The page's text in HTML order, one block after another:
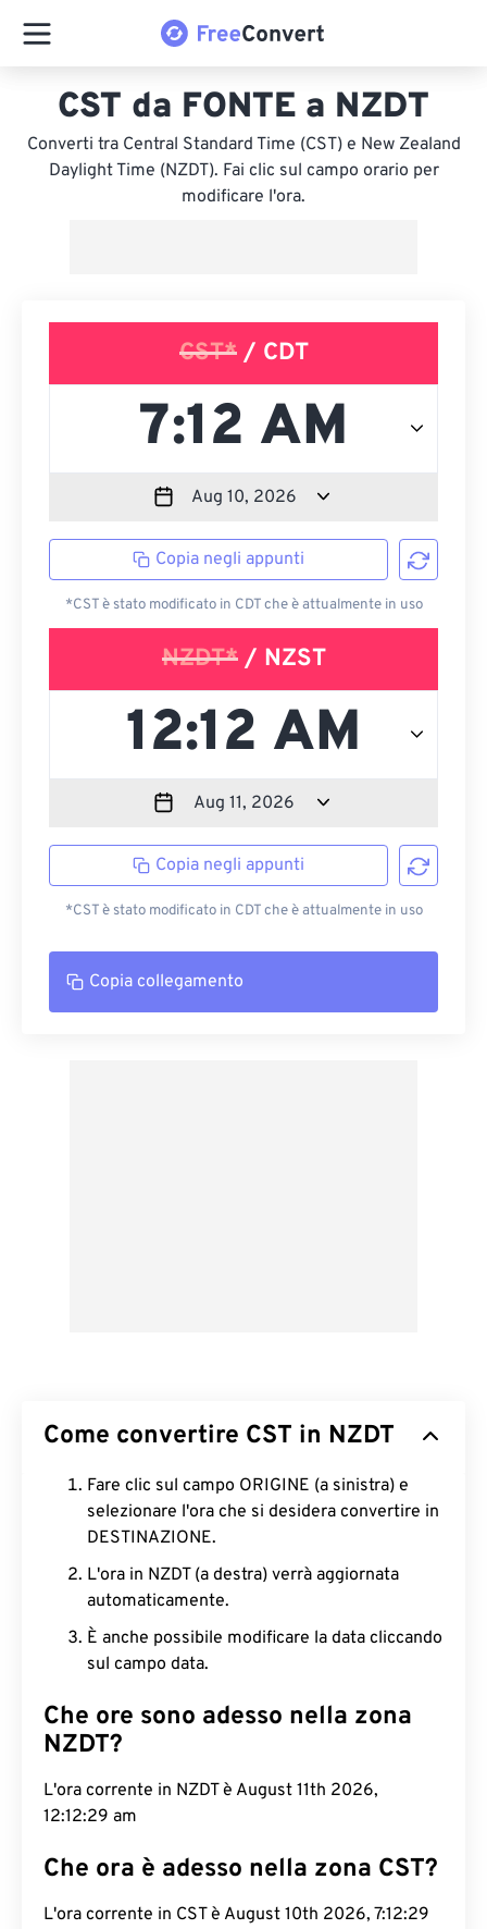
CST da FONTE a NZDT
Converti tra Central Standard Time (CST) e New Zealand
Daylight Time (NZDT). Fai clic sul campo orario per
modificare l'ora.
CST*/ CDT
Copia negli appunti
*CST è stato modificato in CDT che è attualmente in uso
NZDT*/ NZST
Copia negli appunti
*CST è stato modificato in CDT che è attualmente in uso
Copia collegamento
Come convertire CST in NZDT
Fare clic sul campo ORIGINE (a sinistra) e
selezionare l'ora che si desidera convertire in
DESTINAZIONE.
L'ora in NZDT (a destra) verrà aggiornata
automaticamente.
È anche possibile modificare la data cliccando
sul campo data.
Che ore sono adesso nella zona
NZDT?
L'ora corrente in NZDT è August 11th 2026,
12:12:30 am
Che ora è adesso nella zona CST?
L'ora corrente in CST è August 10th 2026, 7:12:30